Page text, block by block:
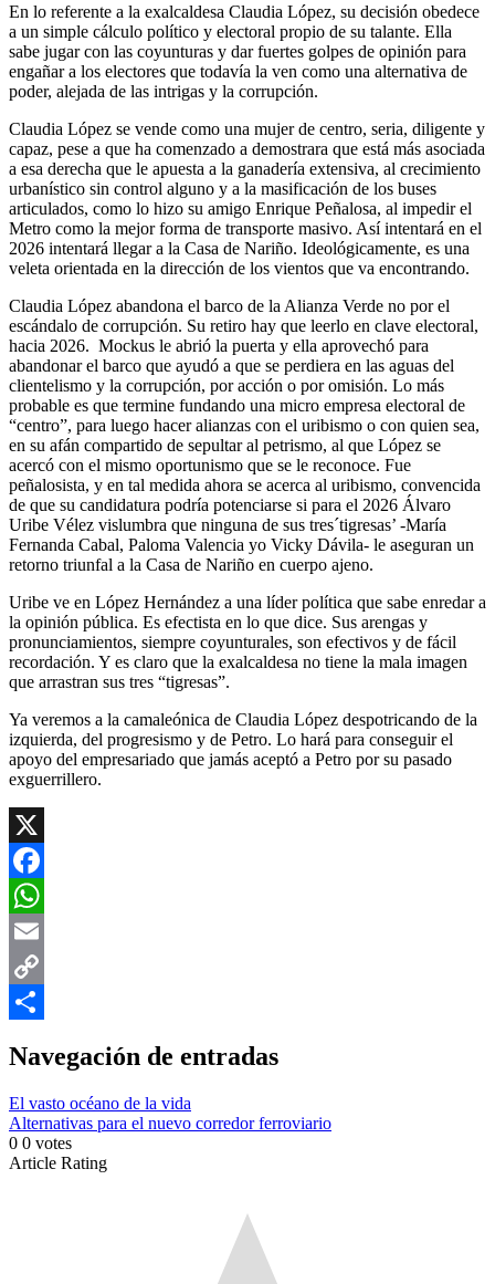
En lo referente a la exalcaldesa Claudia López, su decisión obedece
a un simple cálculo político y electoral propio de su talante. Ella
sabe jugar con las coyunturas y dar fuertes golpes de opinión para
engañar a los electores que todavía la ven como una alternativa de
poder, alejada de las intrigas y la corrupción.
Claudia López se vende como una mujer de centro, seria, diligente y
capaz, pese a que ha comenzado a demostrara que está más asociada
a esa derecha que le apuesta a la ganadería extensiva, al crecimiento
urbanístico sin control alguno y a la masificación de los buses
articulados, como lo hizo su amigo Enrique Peñalosa, al impedir el
Metro como la mejor forma de transporte masivo. Así intentará en el
2026 intentará llegar a la Casa de Nariño. Ideológicamente, es una
veleta orientada en la dirección de los vientos que va encontrando.
Claudia López abandona el barco de la Alianza Verde no por el
escándalo de corrupción. Su retiro hay que leerlo en clave electoral,
hacia 2026. Mockus le abrió la puerta y ella aprovechó para
abandonar el barco que ayudó a que se perdiera en las aguas del
clientelismo y la corrupción, por acción o por omisión. Lo más
probable es que termine fundando una micro empresa electoral de
“centro”, para luego hacer alianzas con el uribismo o con quien sea,
en su afán compartido de sepultar al petrismo, al que López se
acercó con el mismo oportunismo que se le reconoce. Fue
peñalosista, y en tal medida ahora se acerca al uribismo, convencida
de que su candidatura podría potenciarse si para el 2026 Álvaro
Uribe Vélez vislumbra que ninguna de sus tres´tigresas’ -María
Fernanda Cabal, Paloma Valencia yo Vicky Dávila- le aseguran un
retorno triunfal a la Casa de Nariño en cuerpo ajeno.
Uribe ve en López Hernández a una líder política que sabe enredar a
la opinión pública. Es efectista en lo que dice. Sus arengas y
pronunciamientos, siempre coyunturales, son efectivos y de fácil
recordación. Y es claro que la exalcaldesa no tiene la mala imagen
que arrastran sus tres “tigresas”.
Ya veremos a la camaleónica de Claudia López despotricando de la
izquierda, del progresismo y de Petro. Lo hará para conseguir el
apoyo del empresariado que jamás aceptó a Petro por su pasado
exguerrillero.
X
Facebook
WhatsApp
Email
Copy
Navegación de entradas
El vasto océano de la vida
Alternativas para el nuevo corredor ferroviario
0 0 votes
Article Rating